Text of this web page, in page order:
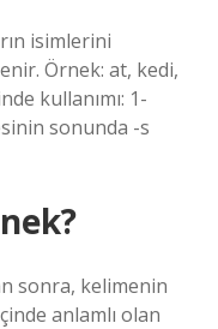
isimlerini
Örnek: at, kedi,
kullanımı: 1-
sonunda -s
sonra, kelimenin
anlamlı olan